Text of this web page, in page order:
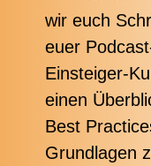
wir euch
euer
Einsteiger-
einen
Best
Grundlagen